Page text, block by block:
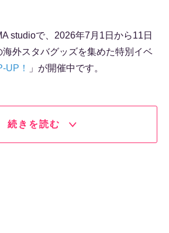
studioで、2026年7月1日から11日
海外スタバグッズを集めた特別イベ
UP！ 」が開催中です。
続きを読む